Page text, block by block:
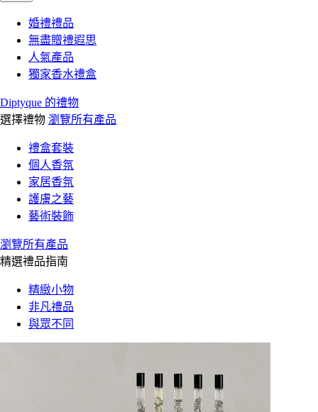
婚禮禮品
無盡贈禮遐思
人氣產品
獨家香水禮盒
Diptyque 的禮物
選擇禮物 瀏覽所有產品
禮盒套裝
個人香氛
家居香氛
護膚之藝
藝術裝飾
瀏覽所有產品
精選禮品指南
精緻小物
非凡禮品
與眾不同